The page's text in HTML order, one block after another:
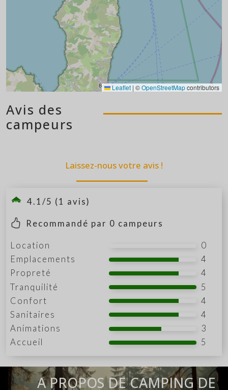
Leaflet | ©OpenStreetMapcontributors
Avis des
campeurs
Laissez-nous votre avis !
4.1/5 (1 avis)
Recommandé par 0 campeurs
Location
0
Emplacements
4
Propreté
4
Tranquilité
5
Confort
4
Sanitaires
4
Animations
3
Accueil
5
A PROPOS DE CAMPING DE